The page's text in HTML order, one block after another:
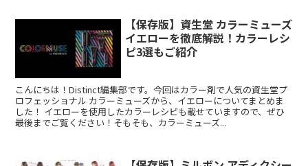
【保存版】資生堂 カラーミューズ
イエローを徹底解説！カラーレシ
ピ3選もご紹介
こんにちは！Distinct編集部です。今回はカラー剤で人気の資生堂プ
ロフェッショナル カラーミューズから、イエローについてまとめま
した！ イエローを使用したカラーレシピも載せていますので、ぜひ
最後までご覧ください！そもそも、カラーミューズ...